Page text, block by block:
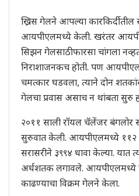
ख्रिस गेलने आपल्या कारकिर्दीतील
आयपीएलमध्ये केली. खरंतर
सिझन गेलसाठी फारसा चांगला
निराशाजनकच होती. पण
चमत्कार घडवला, त्याने दोन
गेलचा प्रवास असाच न थांबता सुरु
२०११ साली रॉयल चॅलेंजर
सुरुवात केली. आयपीएलमध्ये ११२
सरासरीने ३९९४ धावा केल्या.
अर्धशतक लगावले. आयपीएलमध्ये
काढण्याचा विक्रम गेलने केला.